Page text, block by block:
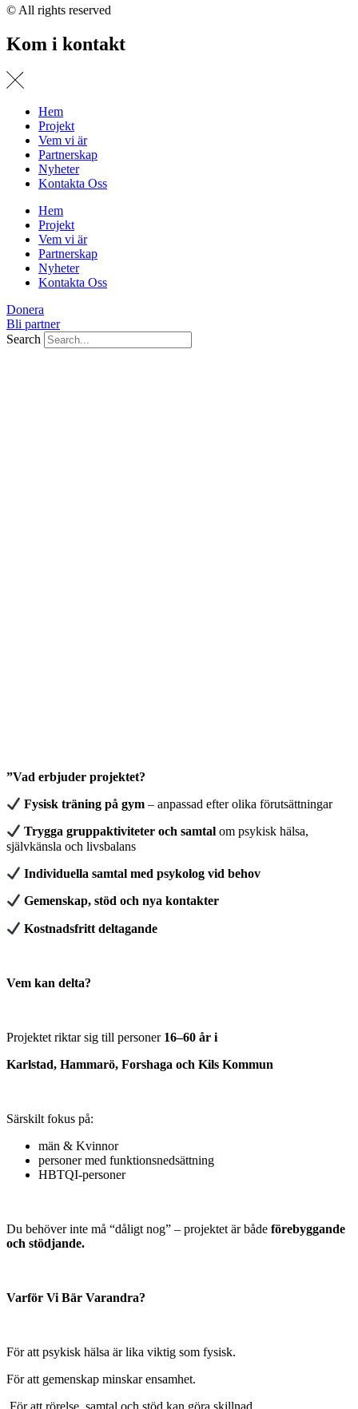
© All rights reserved
Kom i kontakt
Hem
Projekt
Vem vi är
Partnerskap
Nyheter
Kontakta Oss
Hem
Projekt
Vem vi är
Partnerskap
Nyheter
Kontakta Oss
Donera
Bli partner
Search
”Vad erbjuder projektet?
Fysisk träning på gym – anpassad efter olika förutsättningar
Trygga gruppaktiviteter och samtalom psykisk hälsa,
självkänsla och livsbalans
Individuella samtal med psykolog vid behov
Gemenskap, stöd och nya kontakter
Kostnadsfritt deltagande
Vem kan delta?
Projektet riktar sig till personer 16–60 år i
Karlstad, Hammarö, Forshaga och Kils Kommun
Särskilt fokus på:
män & Kvinnor
personer med funktionsnedsättning
HBTQI-personer
Du behöver inte må “dåligt nog” – projektet är både förebyggande
och stödjande.
Varför Vi Bär Varandra?
För att psykisk hälsa är lika viktig som fysisk.
För att gemenskap minskar ensamhet.
För att rörelse, samtal och stöd kan göra skillnad.